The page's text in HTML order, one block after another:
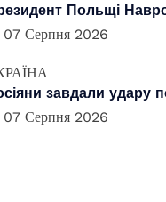
Польщі
07 Серпня 2026
завдали удару
07 Серпня 2026